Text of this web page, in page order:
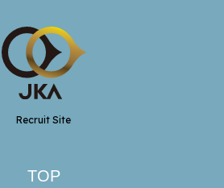
Recruit Site
TOP